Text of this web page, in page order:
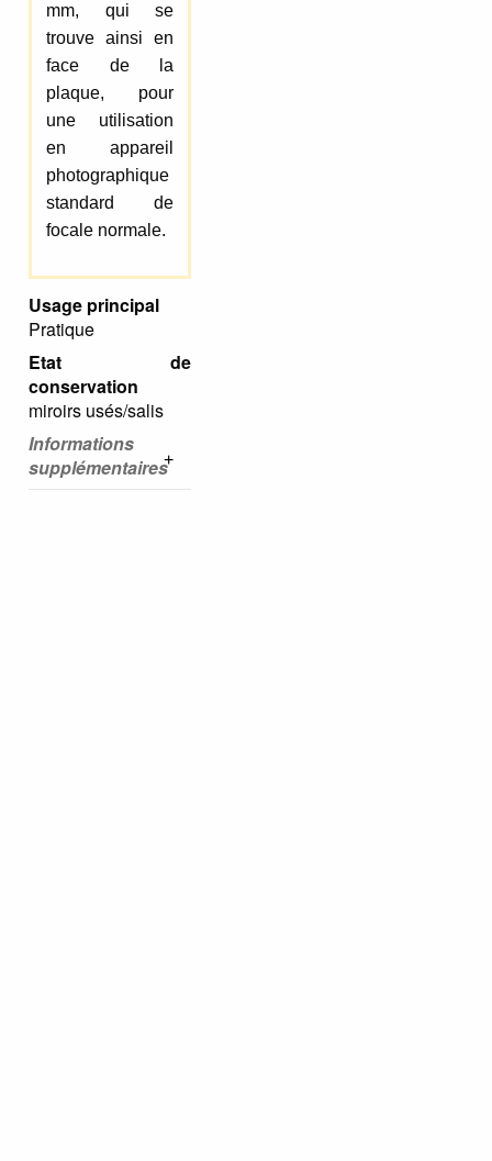
mm, qui se
trouve ainsi en
face de la
plaque, pour
une utilisation
en appareil
photographique
standard de
focale normale.
Usage principal
Pratique
Etat de
conservation
miroirs usés/salis
Informations
supplémentaires